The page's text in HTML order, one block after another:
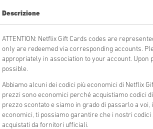
Descrizione
ATTENTION: Netflix Gift Cards codes are
only are redeemed via corresponding accounts.
appropriately in association to your account. Upon
possible.
Abbiamo alcuni dei codici più economici di Netflix
prezzi sono economici perché acquistiamo codici
prezzo scontato e siamo in grado di passarlo a
economici, ti possiamo garantire che i nostri codici
acquistati da fornitori ufficiali.